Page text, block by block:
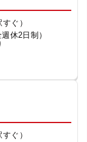
ぐ）
休2日制）
ぐ）